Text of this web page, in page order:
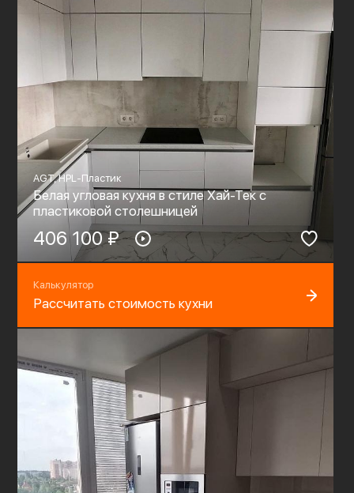
AGT, HPL-Пластик
Белая угловая кухня в стиле Хай-Тек с
пластиковой столешницей
406 100 ₽
Калькулятор
Рассчитать стоимость кухни